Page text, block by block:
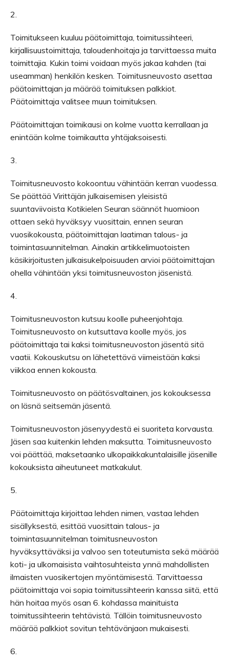
2.
Toimitukseen kuuluu päätoimittaja, toimitussihteeri,
kirjallisuustoimittaja, taloudenhoitaja ja tarvittaessa muita
toimittajia. Kukin toimi voidaan myös jakaa kahden (tai
useamman) henkilön kesken. Toimitusneuvosto asettaa
päätoimittajan ja määrää toimituksen palkkiot.
Päätoimittaja valitsee muun toimituksen.
Päätoimittajan toimikausi on kolme vuotta kerrallaan ja
enintään kolme toimikautta yhtäjaksoisesti.
3.
Toimitusneuvosto kokoontuu vähintään kerran vuodessa.
Se päättää Virittäjän julkaisemisen yleisistä
suuntaviivoista Kotikielen Seuran säännöt huomioon
ottaen sekä hyväksyy vuosittain, ennen seuran
vuosikokousta, päätoimittajan laatiman talous- ja
toimintasuunnitelman. Ainakin artikkelimuotoisten
käsikirjoitusten julkaisukelpoisuuden arvioi päätoimittajan
ohella vähintään yksi toimitusneuvoston jäsenistä.
4.
Toimitusneuvoston kutsuu koolle puheenjohtaja.
Toimitusneuvosto on kutsuttava koolle myös, jos
päätoimittaja tai kaksi toimitusneuvoston jäsentä sitä
vaatii. Kokouskutsu on lähetettävä viimeistään kaksi
viikkoa ennen kokousta.
Toimitusneuvosto on päätösvaltainen, jos kokouksessa
on läsnä seitsemän jäsentä.
Toimitusneuvoston jäsenyydestä ei suoriteta korvausta.
Jäsen saa kuitenkin lehden maksutta. Toimitusneuvosto
voi päättää, maksetaanko ulkopaikkakuntalaisille jäsenille
kokouksista aiheutuneet matkakulut.
5.
Päätoimittaja kirjoittaa lehden nimen, vastaa lehden
sisällyksestä, esittää vuosittain talous- ja
toimintasuunnitelman toimitusneuvoston
hyväksyttäväksi ja valvoo sen toteutumista sekä määrää
koti- ja ulkomaisista vaihtosuhteista ynnä mahdollisten
ilmaisten vuosikertojen myöntämisestä. Tarvittaessa
päätoimittaja voi sopia toimitussihteerin kanssa siitä, että
hän hoitaa myös osan 6. kohdassa mainituista
toimitussihteerin tehtävistä. Tällöin toimitusneuvosto
määrää palkkiot sovitun tehtävänjaon mukaisesti.
6.